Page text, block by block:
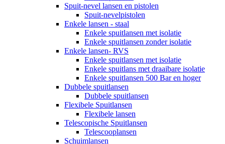
Spuit-nevel lansen en pistolen
Spuit-nevelpistolen
Enkele lansen - staal
Enkele spuitlansen met isolatie
Enkele spuitlansen zonder isolatie
Enkele lansen- RVS
Enkele spuitlansen met isolatie
Enkele spuitlans met draaibare isolatie
Enkele spuitlansen 500 Bar en hoger
Dubbele spuitlansen
Dubbele spuitlansen
Flexibele Spuitlansen
Flexibele lansen
Telescopische Spuitlansen
Telescooplansen
Schuimlansen